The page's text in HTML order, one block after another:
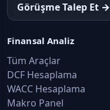
Görüşme Talep Et →
Finansal Analiz
Tüm Araçlar
DCF Hesaplama
WACC Hesaplama
Makro Panel